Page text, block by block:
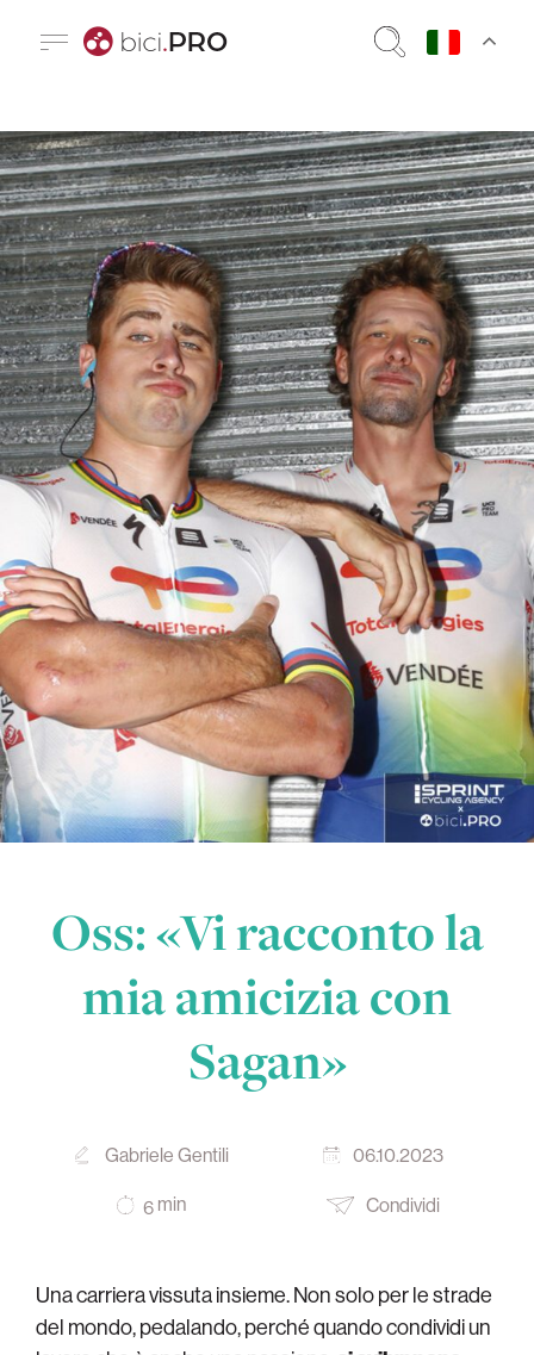
Oss: «Vi racconto la
mia amicizia con
Sagan»
Gabriele Gentili 06.10.2023
6 min Condividi
Una carriera vissuta insieme. Non solo per le strade
del mondo, pedalando, perché quando condividi un